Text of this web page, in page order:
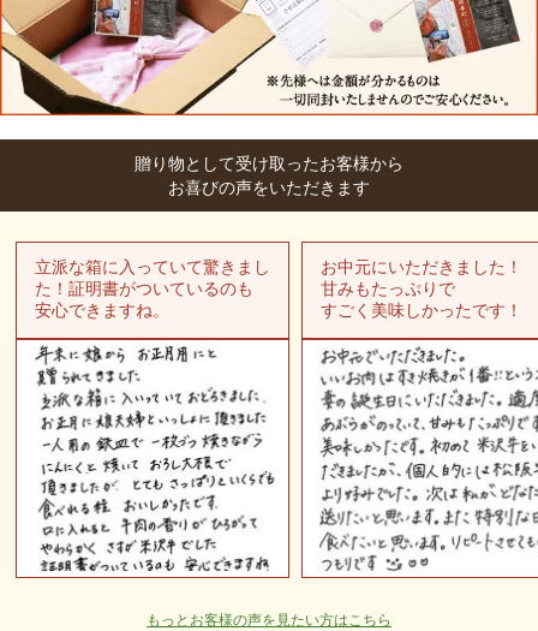
贈り物として受け取ったお客様から
お喜びの声をいただきます
立派な箱に入っていて驚きまし
た！証明書がついているのも
安心できますね。
お中元にいただきました！
甘みもたっぷりで
すごく美味しかったです！
もっとお客様の声を見たい方はこちら